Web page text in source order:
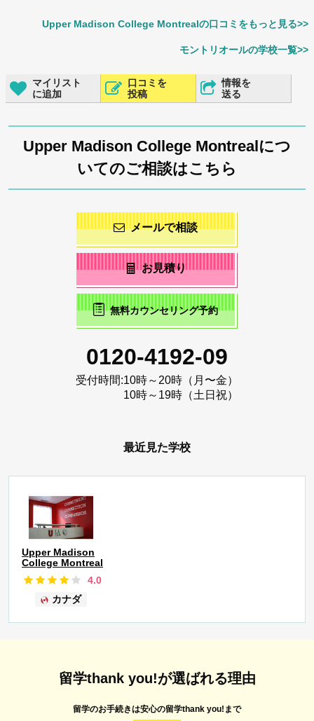
Upper Madison College Montrealの口コミをもっと見る>>
モントリオールの学校一覧>>
マイリスト
に追加
口コミを
投稿
情報を
送る
Upper Madison College Montrealにつ
いてのご相談はこちら
メールで相談
お見積り
無料カウンセリング予約
0120-4192-09
受付時間:10時～20時（月〜金）
10時～19時（土日祝）
最近見た学校
Upper Madison
College Montreal
4.0
カナダ
留学thank you!が選ばれる理由
留学のお手続きは安心の留学thank you!まで